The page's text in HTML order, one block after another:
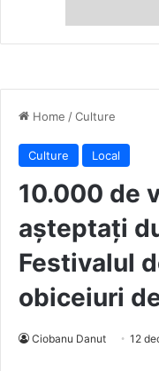
Home /Culture
Culture Local
10.000 de
așteptați
Festivalul
obiceiuri
Ciobanu Danut 12